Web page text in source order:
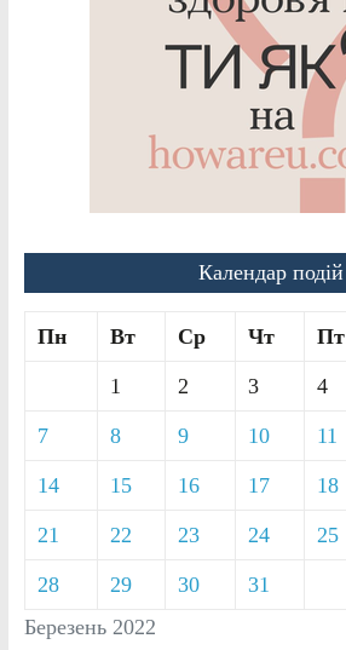
Календар подій
Березень 2022
Пн Вт Ср Чт Пт
1 2 3 4
7 8 9 10 11
14 15 16 17 18
21 22 23 24 25
28 29 30 31